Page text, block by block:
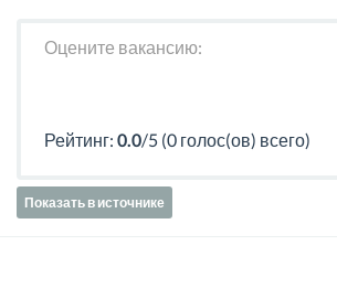
Оцените вакансию:
Рейтинг: 0.0/5 (0 голос(ов) всего)
Показать в источнике